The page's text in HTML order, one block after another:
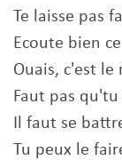
Te laisse pas
Ecoute bien
Ouais, c'est le
Faut pas qu'tu
Il faut se
Tu peux le